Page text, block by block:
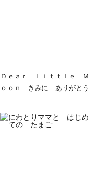
Ｄｅａｒ Ｌｉｔｔｌｅ Ｍ
ｏｏｎ きみに ありがとう